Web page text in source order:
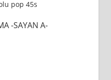
pop 45s
-SAYAN A-